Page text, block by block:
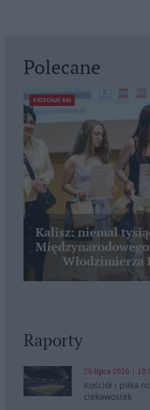
Polecane
PATRONAT KAI
Kalisz: niemal
Włodzimierza
Raporty
20 lipca 2026 |
Kościół i piłka
ciekawostek